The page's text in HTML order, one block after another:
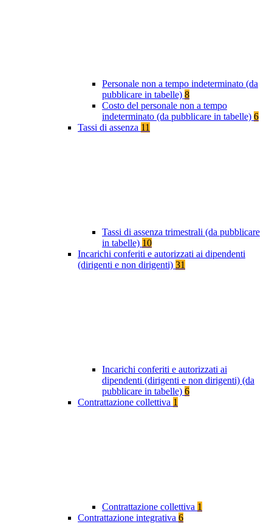
Personale non a tempo indeterminato (da
pubblicare in tabelle) 8
Costo del personale non a tempo
indeterminato (da pubblicare in tabelle) 6
Tassi di assenza 11
Tassi di assenza trimestrali (da pubblicare
in tabelle) 10
Incarichi conferiti e autorizzati ai dipendenti
(dirigenti e non dirigenti) 31
Incarichi conferiti e autorizzati ai
dipendenti (dirigenti e non dirigenti) (da
pubblicare in tabelle) 6
Contrattazione collettiva 1
Contrattazione collettiva 1
Contrattazione integrativa 6